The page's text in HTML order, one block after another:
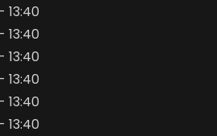
13:40
13:40
13:40
13:40
13:40
13:40